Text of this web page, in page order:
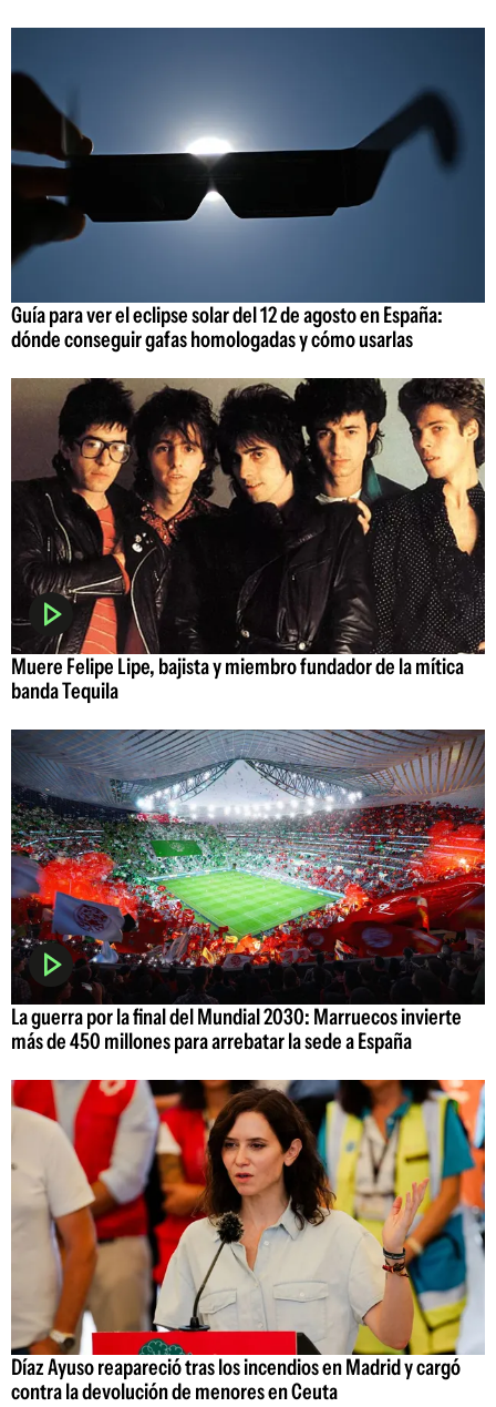
Guía para ver el eclipse solar del 12 de agosto en España:
dónde conseguir gafas homologadas y cómo usarlas
Muere Felipe Lipe, bajista y miembro fundador de la mítica
banda Tequila
La guerra por la final del Mundial 2030: Marruecos invierte
más de 450 millones para arrebatar la sede a España
Díaz Ayuso reapareció tras los incendios en Madrid y cargó
contra la devolución de menores en Ceuta